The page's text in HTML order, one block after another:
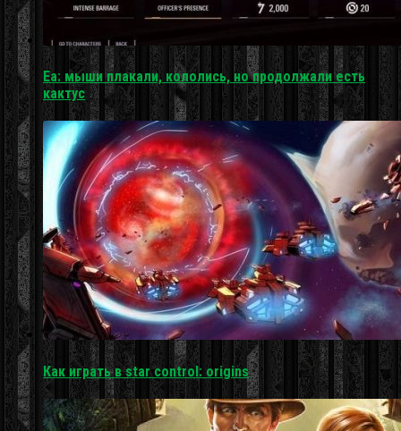
Ea: мыши плакали, кололись, но продолжали есть
кактус
Как играть в star control: origins